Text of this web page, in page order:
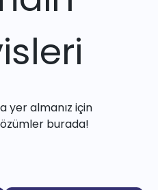
yer almanız için
burada!